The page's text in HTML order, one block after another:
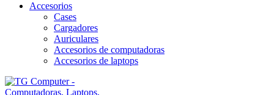
Accesorios
Cases
Cargadores
Auriculares
Accesorios de computadoras
Accesorios de laptops